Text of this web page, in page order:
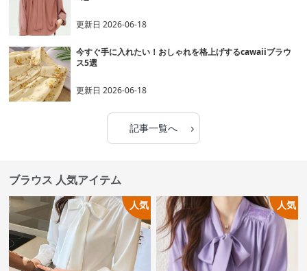
更新日2026-06-18
今すぐ手に入れたい！おしゃれを格上げするcawaiiブラウ
ス5選
更新日2026-06-18
記事一覧へ ›
ブラウス 人気アイテム
人気 人気